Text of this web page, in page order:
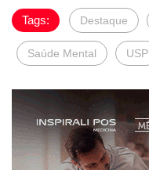
Tags: Destaque
Saúde Mental USP